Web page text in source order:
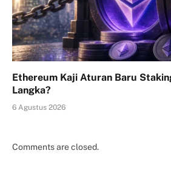
Ethereum Kaji Aturan Baru
Langka?
6 Agustus 2026
Comments are closed.